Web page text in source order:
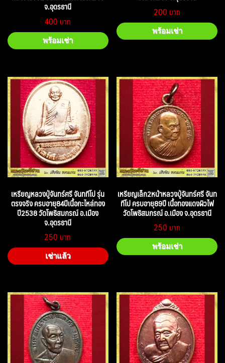
จ.อุดรธานี
400
พร้อมเช่า
200
พร้อมเช่า
เหรียญหลวงปู่จันทร์ศรี จันททีโป รุ่น
ตรงจริง ครบอายุ84ปีเนื้อกะไหล่ทอง
ปี2538 วัดโพธิสมภรณ์ อ.เมือง
จ.อุดรธานี
250
เช่าแล้ว
เหรียญเล็ก2หน้าหลวงปู่จันทร์ศรี จันท
ทีโป ครบอายุ89ปี เนื้อทองแดงผิวไฟ
วัดโพธิสมภรณ์ อ.เมือง จ.อุดรธานี
250
พร้อมเช่า